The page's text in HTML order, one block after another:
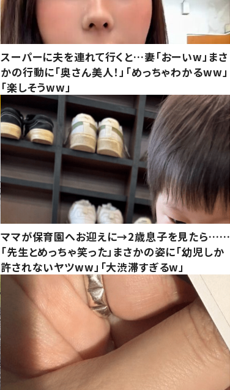
スーパーに夫を連れて行くと…妻「おーいw」まさ
かの行動に「奥さん美人！」「めっちゃわかるww」
「楽しそうww」
ママが保育園へお迎えに→2歳息子を見たら……
「先生とめっちゃ笑った」まさかの姿に「幼児しか
許されないヤツww」「大渋滞すぎるw」